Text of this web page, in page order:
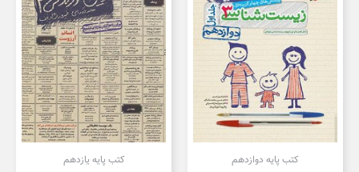
کتب پایه دوازدهم کتب پایه یازدهم